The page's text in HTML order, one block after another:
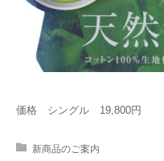
価格 シングル 19,800円
新商品のご案内